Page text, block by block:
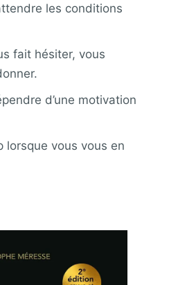
les conditions
fait hésiter, vous
d’une motivation
lorsque vous vous en